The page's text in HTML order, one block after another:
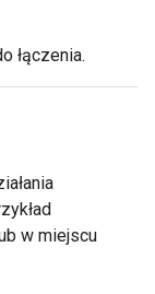
łączenia.
w miejscu